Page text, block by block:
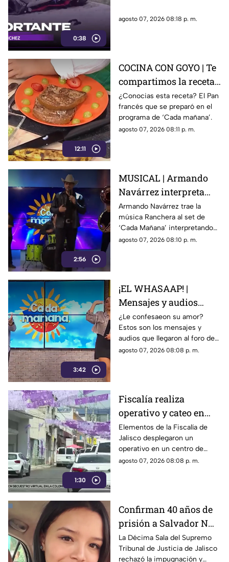
0:38
agosto 07, 2026 08:18 p. m.
12:11
COCINA CON GOYO | Te
compartimos la receta
de un delicioso pan
francés
¿Conocias esta receta? El Pan
francés que se preparó en el
programa de ‘Cada mañana’.
agosto 07, 2026 08:11 p. m.
2:56
MUSICAL | Armando
Navárrez interpreta
'Corazón en modo
Avión' EN VIVO
Armando Navárrez trae la
música Ranchera al set de
‘Cada Mañana’ interpretando
su canción ‘Corazón en modo
agosto 07, 2026 08:10 p. m.
3:42
¡EL WHASAAP! |
Mensajes y audios
llegaron al foro de
'Cada mañana'; parte 1
¿Le confesaeon su amor?
Estos son los mensajes y
audios que llegaron al foro de
‘Cada mañana’ estuvieron
agosto 07, 2026 08:08 p. m.
1:30
Fiscalía realiza
operativo y cateo en
anexo de la colonia
Olímpica en
Guadalajara
Elementos de la Fiscalía de
Jalisco desplegaron un
operativo en un centro de
rehabilitación de la colonia
agosto 07, 2026 08:08 p. m.
Confirman 40 años de
prisión a Salvador N
por el feminicidio de
Isis Urteaga
La Décima Sala del Supremo
Tribunal de Justicia de Jalisco
rechazó la impugnación y